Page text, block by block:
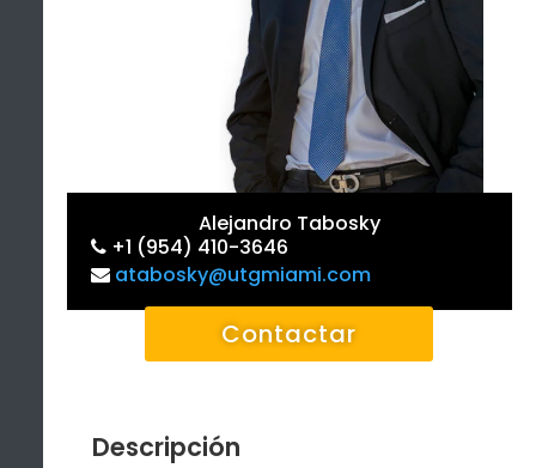
Alejandro Tabosky
+1 (954) 410-3646
atabosky@utgmiami.com
Contactar
Descripción